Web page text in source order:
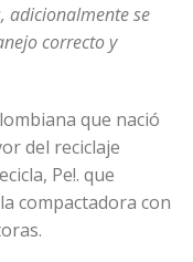
adicionalmente se
correcto y
que nació
del reciclaje
Pe!. que
compactadora con